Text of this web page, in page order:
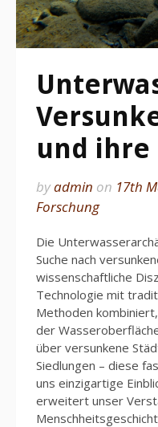
und ihre
byadmin on 17th
Forschung
Die
Suche nach
wissenschaftliche
Technologie mit
Methoden
der
über versunkene
Siedlungen – diese
uns einzigartige
erweitert unser